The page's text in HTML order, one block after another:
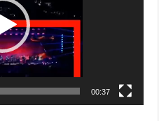
00:37